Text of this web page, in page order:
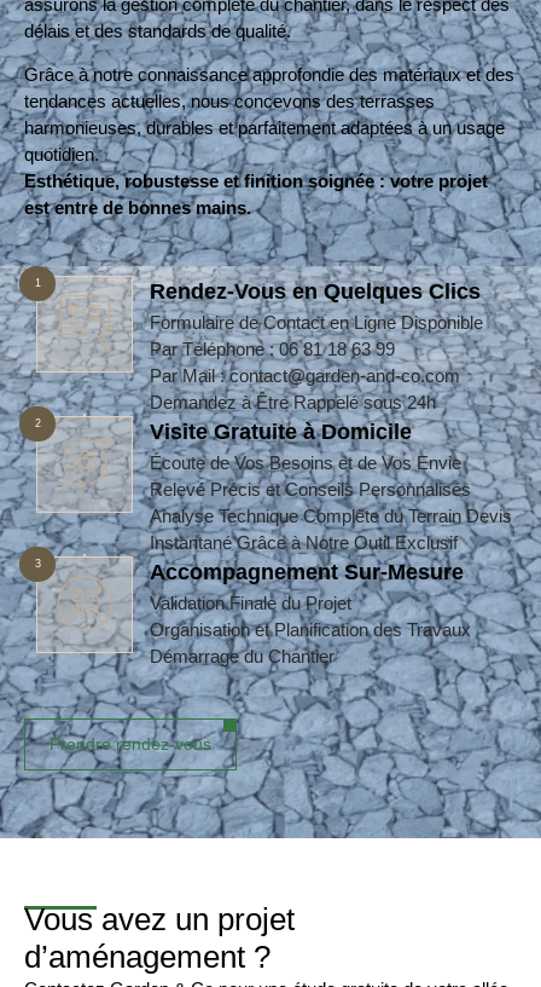
assurons la gestion complète du chantier, dans le respect des
délais et des standards de qualité.
Grâce à notre connaissance approfondie des matériaux et des
tendances actuelles, nous concevons des terrasses
harmonieuses, durables et parfaitement adaptées à un usage
quotidien.
Esthétique, robustesse et finition soignée : votre projet
est entre de bonnes mains.
1 Rendez-Vous en Quelques Clics
Formulaire de Contact en Ligne Disponible
Par Téléphone : 06 81 18 63 99
Par Mail : contact@garden-and-co.com
Demandez à Être Rappelé sous 24h
2 Visite Gratuite à Domicile
Écoute de Vos Besoins et de Vos Envie
Relevé Précis et Conseils Personnalisés
Analyse Technique Complète du Terrain Devis
Instantané Grâce à Notre Outil Exclusif
3 Accompagnement Sur-Mesure
Validation Finale du Projet
Organisation et Planification des Travaux
Démarrage du Chantier
Prendre rendez-vous
Vous avez un projet
d’aménagement ?